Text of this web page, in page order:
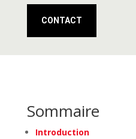
CONTACT
Sommaire
Introduction